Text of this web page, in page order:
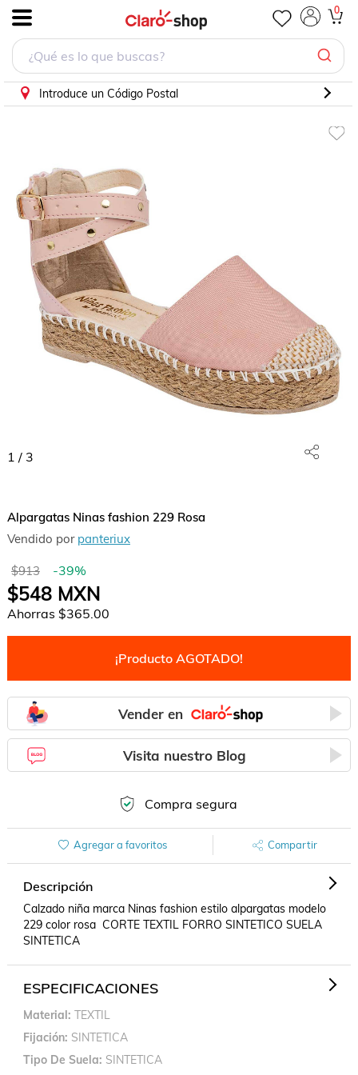
0
Introduce un Código Postal
1 / 3
Alpargatas Ninas fashion 229 Rosa
Vendido por panteriux
$913 -39%
$548MXN
Ahorras $365.00
¡Producto AGOTADO!
Vender en
Visita nuestro Blog
Compra segura
Agregar a favoritos Compartir
Descripción
Calzado niña marca Ninas fashion estilo alpargatas modelo
229 color rosa  CORTE TEXTIL FORRO SINTETICO SUELA
SINTETICA
ESPECIFICACIONES
Material TEXTIL
Fijación SINTETICA
Tipo De Suela SINTETICA